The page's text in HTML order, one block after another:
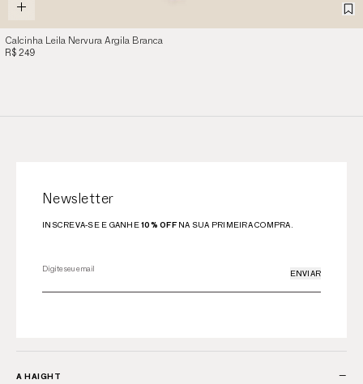
Calcinha Leila Nervura Argila Branca
R$ 249
Newsletter
INSCREVA-SE E GANHE10% OFFNA SUA PRIMEIRA COMPRA.
ENVIAR
A HAIGHT −